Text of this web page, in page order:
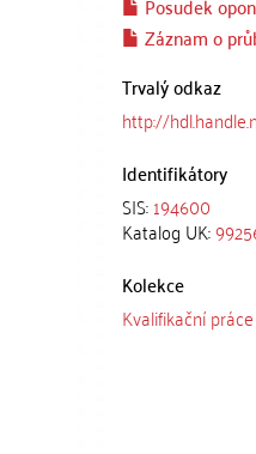
Záznam o
Trvalý odkaz
http://
Identifikátory
SIS:194600
Katalog UK:
Kolekce
Kvalifikační práce